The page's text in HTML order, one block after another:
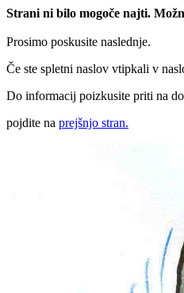
Strani ni bilo mogoče najti.
Prosimo poskusite naslednje.
Če ste spletni naslov vtipkali v
Do informacij poizkusite priti na
pojdite na prejšnjo stran.